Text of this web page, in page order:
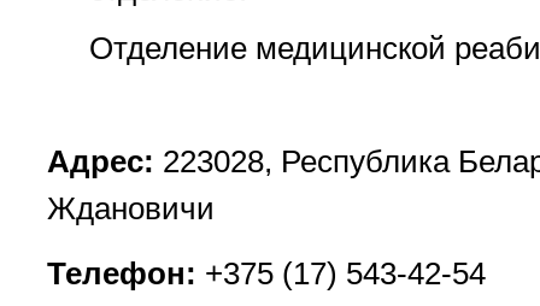
Отделение медицинской
Адрес: 223028, Республика
Ждановичи
Телефон: +375 (17) 543-42-54